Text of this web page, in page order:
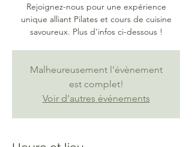
Rejoignez-nous pour une expérience
unique alliant Pilates et cours de cuisine
savoureux. Plus d'infos ci-dessous !
Malheureusement l'évènement
est complet!
Voir d'autres événements